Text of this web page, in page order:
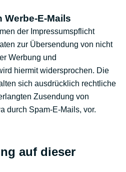
E-Mails
der Impressumspflicht
zur Übersendung von nicht
Werbung und
hiermit widersprochen. Die
sich ausdrücklich rechtliche
Zusendung von
durch Spam-E-Mails, vor.
auf dieser